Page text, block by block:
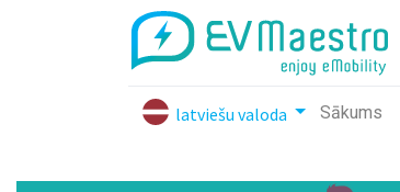
latviešu valoda Sākums